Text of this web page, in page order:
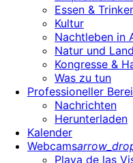
Essen &
Kultur
Nachtleben in
Natur und
Kongresse &
Was zu tun
Professioneller
Nachrichten
Herunterladen
Kalender
Webcams
Playa de las